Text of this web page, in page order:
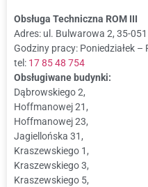
Obsługa Techniczna ROM III
Adres: ul. Bulwarowa 2, 35-
Godziny pracy: Poniedziałek –
tel: 17 85 48 754
Obsługiwane budynki:
Dąbrowskiego 2,
Hoffmanowej 21,
Hoffmanowej 23,
Jagiellońska 31,
Kraszewskiego 1,
Kraszewskiego 3,
Kraszewskiego 5,